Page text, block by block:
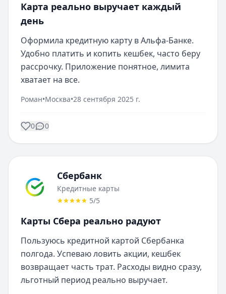
Карта реально выручает каждый
день
Оформила кредитную карту в Альфа-Банке.
Удобно платить и копить кешбек, часто беру
рассрочку. Приложение понятное, лимита
хватает на все.
Роман•Москва•28 сентября 2025 г.
0 0
Сбербанк
Кредитные карты
5/5
Карты Сбера реально радуют
Пользуюсь кредитной картой Сбербанка
полгода. Успеваю ловить акции, кешбек
возвращает часть трат. Расходы видно сразу,
льготный период реально выручает.